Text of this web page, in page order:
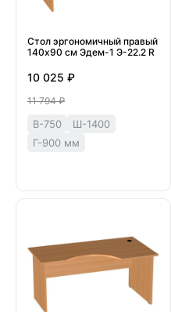
Стол эргономичный правый
140х90 см Эдем-1 Э-22.2 R
10 025 ₽
11 794 ₽
В-750
Ш-1400
Г-900 мм